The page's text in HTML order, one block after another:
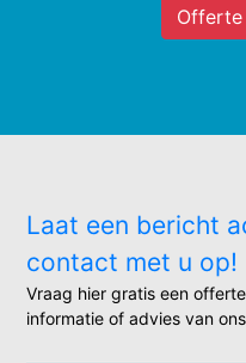
Offerte
Laat een bericht
contact met u op!
Vraag hier gratis een
informatie of advies van